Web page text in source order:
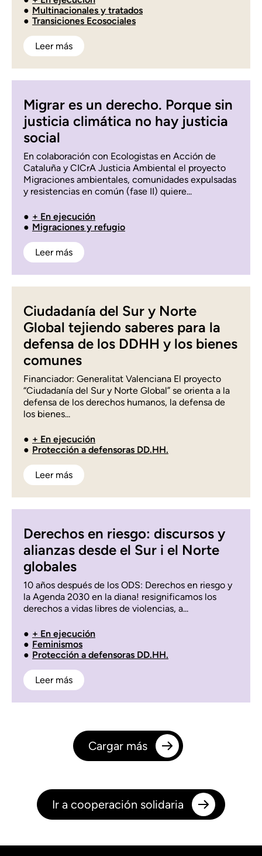
Multinacionales y tratados
Transiciones Ecosociales
Leer más
Migrar es un derecho. Porque sin
justicia climática no hay justicia
social
En colaboración con Ecologistas en Acción de
Cataluña y CICrA Justicia Ambiental el proyecto
Migraciones ambientales, comunidades expulsadas
y resistencias en común (fase II) quiere...
+ En ejecución
Migraciones y refugio
Leer más
Ciudadanía del Sur y Norte
Global tejiendo saberes para la
defensa de los DDHH y los bienes
comunes
Financiador: Generalitat Valenciana El proyecto
“Ciudadanía del Sur y Norte Global” se orienta a la
defensa de los derechos humanos, la defensa de
los bienes...
+ En ejecución
Protección a defensoras DD.HH.
Leer más
Derechos en riesgo: discursos y
alianzas desde el Sur i el Norte
globales
10 años después de los ODS: Derechos en riesgo y
la Agenda 2030 en la diana! resignificamos los
derechos a vidas libres de violencias, a...
+ En ejecución
Feminismos
Protección a defensoras DD.HH.
Leer más
Cargar más
Ir a cooperación solidaria